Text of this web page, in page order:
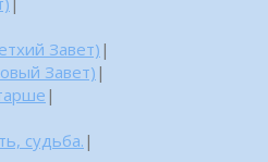
Завет) |
Завет) |
|
судьба. |